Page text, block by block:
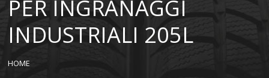
BLOG
SHOP
PER INGRANAGGI
INDUSTRIALI 205L
HOME